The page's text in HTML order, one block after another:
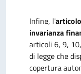
Infine, l'
invarianza
articoli 6, 9,
di legge che
copertura